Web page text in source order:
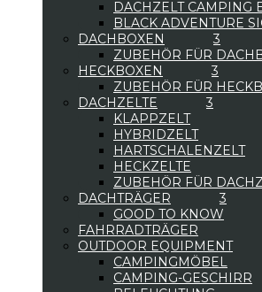
DACHZELT CAMPING
BLACK ADVENTURE
DACHBOXEN
ZUBEHÖR FÜR
HECKBOXEN
ZUBEHÖR FÜR
DACHZELTE
KLAPPZELT
HYBRIDZELT
HARTSCHALENZELT
HECKZELTE
ZUBEHÖR FÜR
DACHTRÄGER
GOOD TO KNOW
FAHRRADTRÄGER
OUTDOOR EQUIPMENT
CAMPINGMÖBEL
CAMPING-GESCHIRR